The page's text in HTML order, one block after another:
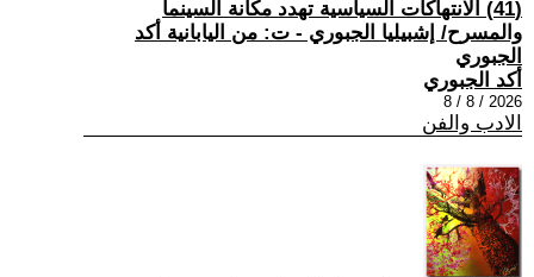
(41) الانتهاكات السياسية تهدد مكانة السينما
والمسرح/ إشبيليا الجبوري - ت: من اليابانية أكد
الجبوري
أكد الجبوري
2026 / 8 / 8
الادب والفن